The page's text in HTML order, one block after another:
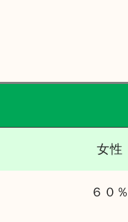
女性
６０％